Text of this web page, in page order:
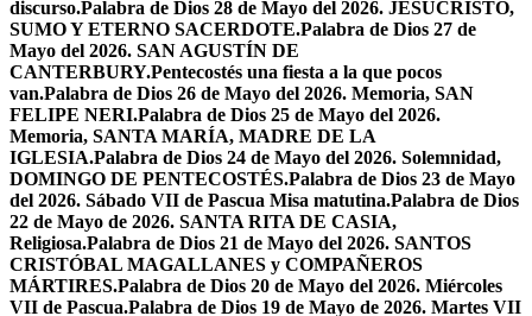
discurso.Palabra de Dios 28 de Mayo del 2026. JESUCRISTO,
SUMO Y ETERNO SACERDOTE.Palabra de Dios 27 de
Mayo del 2026. SAN AGUSTÍN DE
CANTERBURY.Pentecostés una fiesta a la que pocos
van.Palabra de Dios 26 de Mayo del 2026. Memoria, SAN
FELIPE NERI.Palabra de Dios 25 de Mayo del 2026.
Memoria, SANTA MARÍA, MADRE DE LA
IGLESIA.Palabra de Dios 24 de Mayo del 2026. Solemnidad,
DOMINGO DE PENTECOSTÉS.Palabra de Dios 23 de Mayo
del 2026. Sábado VII de Pascua Misa matutina.Palabra de Dios
22 de Mayo de 2026. SANTA RITA DE CASIA,
Religiosa.Palabra de Dios 21 de Mayo del 2026. SANTOS
CRISTÓBAL MAGALLANES y COMPAÑEROS
MÁRTIRES.Palabra de Dios 20 de Mayo del 2026. Miércoles
VII de Pascua.Palabra de Dios 19 de Mayo de 2026. Martes VII